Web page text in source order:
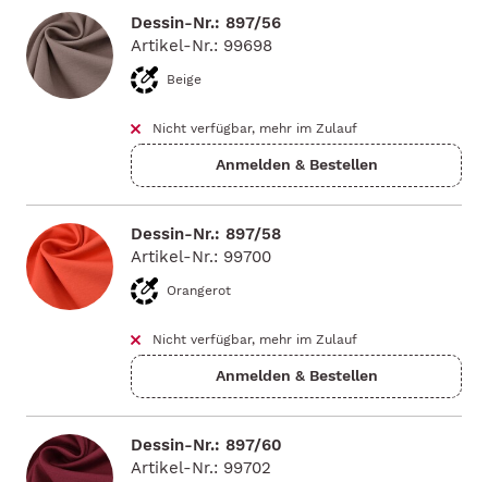
Dessin-Nr.: 897/56
Artikel-Nr.: 99698
Beige
Nicht verfügbar, mehr im Zulauf
Dessin-Nr.: 897/58
Artikel-Nr.: 99700
Orangerot
Nicht verfügbar, mehr im Zulauf
Dessin-Nr.: 897/60
Artikel-Nr.: 99702